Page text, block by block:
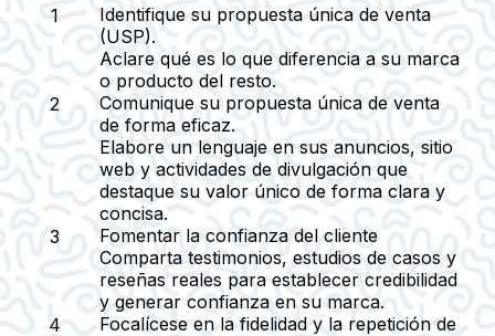
Identifique su propuesta única de venta
(USP).
Aclare qué es lo que diferencia a su marca
o producto del resto.
Comunique su propuesta única de venta
de forma eficaz.
Elabore un lenguaje en sus anuncios, sitio
web y actividades de divulgación que
destaque su valor único de forma clara y
concisa.
Fomentar la confianza del cliente
Comparta testimonios, estudios de casos y
reseñas reales para establecer credibilidad
y generar confianza en su marca.
Focalícese en la fidelidad y la repetición de